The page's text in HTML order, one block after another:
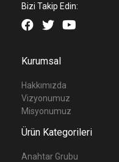
Bizi Takip Edin:
Kurumsal
Hakkımızda
Vizyonumuz
Misyonumuz
Ürün Kategorileri
Anahtar Grubu